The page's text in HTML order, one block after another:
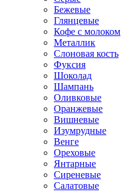
Бежевые
Глянцевые
Кофе с молоком
Металлик
Слоновая кость
Фуксия
Шоколад
Шампань
Оливковые
Оранжевые
Вишневые
Изумрудные
Венге
Ореховые
Янтарные
Сиреневые
Салатовые